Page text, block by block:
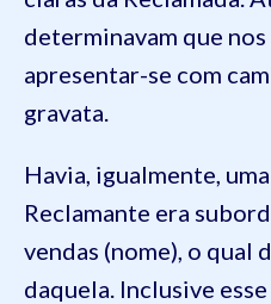
determinavam que
apresentar-se com
gravata.
Havia, igualmente,
Reclamante era
vendas (nome), o qual
daquela. Inclusive